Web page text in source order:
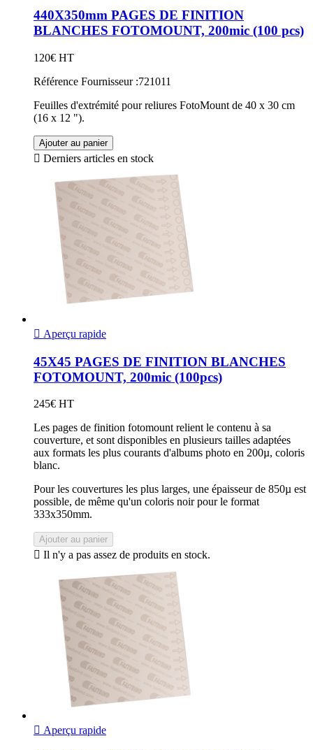
440X350mm PAGES DE FINITION
BLANCHES FOTOMOUNT, 200mic (100 pcs)
120€ HT
Référence Fournisseur :721011
Feuilles d'extrémité pour reliures FotoMount de 40 x 30 cm
(16 x 12 ").
Ajouter au panier
 Derniers articles en stock
 Aperçu rapide
45X45 PAGES DE FINITION BLANCHES
FOTOMOUNT, 200mic (100pcs)
245€ HT
Les pages de finition fotomount relient le contenu à sa
couverture, et sont disponibles en plusieurs tailles adaptées
aux formats les plus courants d'albums photo en 200µ, coloris
blanc.
Pour les couvertures les plus larges, une épaisseur de 850µ est
possible, de même qu'un coloris noir pour le format
333x350mm.
Ajouter au panier
 Il n'y a pas assez de produits en stock.
 Aperçu rapide